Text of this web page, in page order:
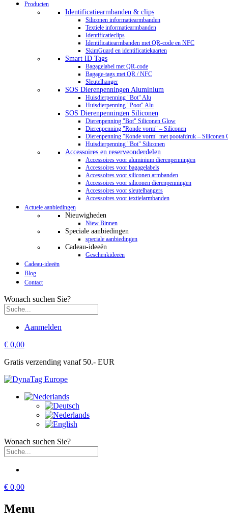
Producten
Identificatiearmbanden & clips
Siliconen informatiearmbanden
Textiele informatiearmbanden
Identificatieclips
Identificatiearmbanden met QR-code en NFC
SkimGuard en identificatiekaarten
Smart ID Tags
Bagagelabel met QR-code
Bagage-tags met QR / NFC
Sleutelhanger
SOS Dierenpenningen Aluminium
Huisdierpenning "Bot" Alu
Huisdierpenning "Poot" Alu
SOS Dierenpenningen Siliconen
Dierenpenning "Bot" Siliconen Glow
Dierenpenning "Ronde vorm" – Siliconen
Dierenpenning "Ronde vorm" met pootafdruk – Siliconen
Huisdierpenning "Bot" Siliconen
Accessoires en reserveonderdelen
Accessoires voor aluminium dierenpenningen
Accessoires voor bagagelabels
Accessoires voor siliconen armbanden
Accessoires voor siliconen dierenpenningen
Accessoires voor sleutelhangers
Accessoires voor textielarmbanden
Actuele aanbiedingen
Nieuwigheden
Niew Binnen
Speciale aanbiedingen
speciale aanbiedingen
Cadeau-ideeën
Geschenkideeën
Cadeau-ideeën
Blog
Contact
Wonach suchen Sie?
Aanmelden
€ 0,00
Gratis verzending vanaf 50.- EUR
Wonach suchen Sie?
€ 0,00
Menu